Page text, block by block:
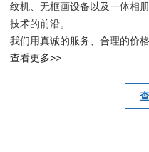
纹机、无框画设备以及一体相
技术的前沿。
我们用真诚的服务、合理的价
查看更多>>